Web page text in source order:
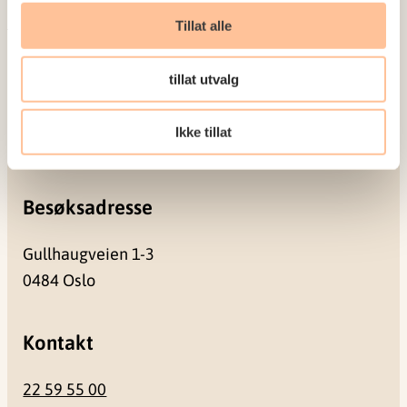
Tillat alle
tillat utvalg
Ikke tillat
Meld deg på vårt nyhetsbrev
Pb. 181 Nydalen
Besøksadresse
Gullhaugveien 1-3
0484 Oslo
Kontakt
22 59 55 00